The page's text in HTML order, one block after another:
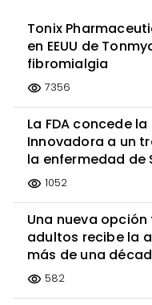
Madrid
Asturias
Valencia
Zaragoza...
Tonix
en EEUU de
fibromialgia
visibility 7356
La FDA concede
Innovadora a un
la enfermedad de
visibility 1052
Una nueva
adultos recibe la
más de una
visibility 582